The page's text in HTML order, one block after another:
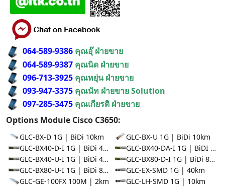
064-589-9386 คุณอุ๊ ฝ่ายขาย
064-589-9387 คุณนิด ฝ่ายขาย
096-713-3925 คุณหยุ่น ฝ่ายขาย
093-947-3375 คุณนัท ฝ่ายขาย Solution
097-285-3475 คุณเกียรติ ฝ่ายขาย
Options Module Cisco C3650:
GLC-BX-D 1G | BiDi 10km
GLC-BX-U 1G | BiDi 10km
GLC-BX40-D-I 1G | BiDi 40km
GLC-BX40-DA-I 1G | BiDI 40km
GLC-BX40-U-I 1G | BiDi 40km
GLC-BX80-D-I 1G | BiDi 80km
GLC-BX80-U-I 1G | BiDi 80km
GLC-EX-SMD 1G | 40km
GLC-GE-100FX 100M | 2km
GLC-LH-SMD 1G | 10km